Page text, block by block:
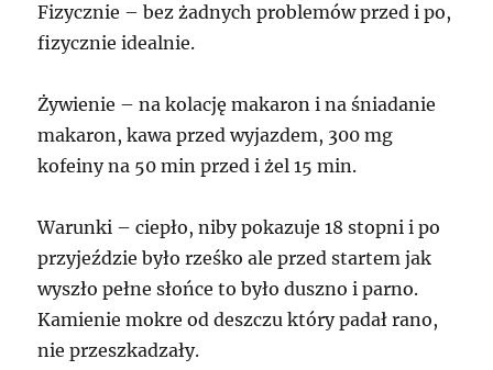
Fizycznie – bez żadnych problemów przed i po,
fizycznie idealnie.
Żywienie – na kolację makaron i na śniadanie
makaron, kawa przed wyjazdem, 300 mg
kofeiny na 50 min przed i żel 15 min.
Warunki – ciepło, niby pokazuje 18 stopni i po
przyjeździe było rześko ale przed startem jak
wyszło pełne słońce to było duszno i parno.
Kamienie mokre od deszczu który padał rano,
nie przeszkadzały.